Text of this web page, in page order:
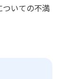
いての不満